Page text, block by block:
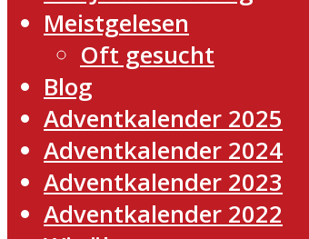
Meistgelesen
Oft gesucht
Blog
Adventkalender 2025
Adventkalender 2024
Adventkalender 2023
Adventkalender 2022